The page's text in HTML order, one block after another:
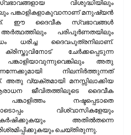
വിശുദ്ധിയിലും
പങ്കാളികളാകുവാനാണ് മനുഷ്യന്‍
ഈ ദൈവീക സ്വഭാവങ്ങള്‍
പരിപൂര്‍ണതയിലും
ധരിച്ച ദൈവപുത്രനിലാണ്.
ചേര്‍ക്കപ്പെടുന്ന
അതു
നിലനിര്‍ത്തുന്നത്
വ്യക്തമായി മനസ്സിലാക്കിയ
ജീവിതത്തിലൂടെ ദൈവീക
നഷ്ടപ്പെടാതെ
വിശ്വാസികളേയും
അതില്‍തന്നെ
ചെയ്തിരുന്നു.